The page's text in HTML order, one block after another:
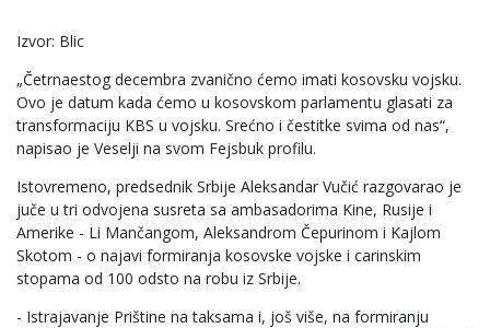
Izvor: Blic
„Četrnaestog decembra zvanično ćemo imati kosovsku vojsku.
Ovo je datum kada ćemo u kosovskom parlamentu glasati za
transformaciju KBS u vojsku. Srećno i čestitke svima od nas“,
napisao je Veselji na svom Fejsbuk profilu.
Istovremeno, predsednik Srbije Aleksandar Vučić razgovarao je
juče u tri odvojena susreta sa ambasadorima Kine, Rusije i
Amerike - Li Mančangom, Aleksandrom Čepurinom i Kajlom
Skotom - o najavi formiranja kosovske vojske i carinskim
stopama od 100 odsto na robu iz Srbije.
- Istrajavanje Prištine na taksama i, još više, na formiranju